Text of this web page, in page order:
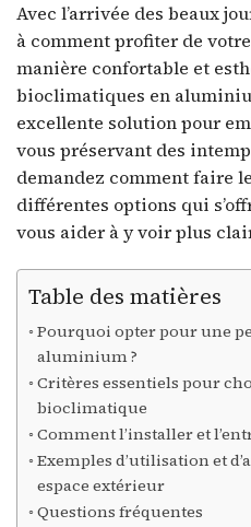
Avec l’arrivée des beaux
à comment profiter de
manière confortable et
bioclimatiques en
excellente solution pour
vous préservant des
demandez comment faire
différentes options qui
vous aider à y voir plus
Table des matières
Pourquoi opter pour une
aluminium ?
Critères essentiels pour
bioclimatique
Comment l’installer et
Exemples d’utilisation et
espace extérieur
Questions fréquentes